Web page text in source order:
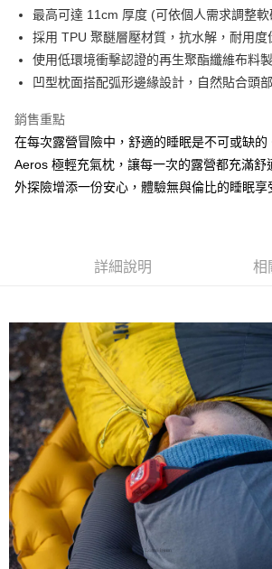
全盈+PAY
大哥付你分期
相關說明
1.本服務由台灣大哥大提供，台灣大哥大用戶可立即
流程，驗證手機門號後，選擇欲分期的期數、繳款截
成交易。
3.實際核准額度、可分期數及費用金額請依後續交易
4.訂單成立30分鐘內，如未前往確認交易或遇審核未
1.分期款項不併入電信帳單，「大哥付你分期」於每
【注意事項】
1.本服務係由「台灣大哥大股份有限公司」（以下簡
用戶於交易時，得透過本服務購買商品或服務，並由
買賣價金債權讓與本公司後，依約使用本公司帳單繳
2.基於同意付款使用「大哥付你分期」之契約關係目
資料（包含姓名、電話或地址）提供予台灣大哥大進
由本公司與您本人進行分期帳單所需資料之確認、
3.完整用戶服務條款，請詳閱以下連結：https://
AFTEE先享後付
相關說明
AFTEE先享後付是「在收到商品之後才付款」的支
便利好安心！
【「AFTEE先享後付」結帳流程】
３．收到繳費通知簡訊後14天內，點擊此簡訊中的
ATM／網路銀行／等多元方式進行付款，方視為交易
※ 請注意：結帳手續完成當下不需立刻繳費，但若
購買商品的店家。未經商家同意取消之訂單仍視為有
後付繳納相關費用。
※ 交易是否成功請以「AFTEE先享後付 」之結帳頁
是否繳費成功／繳費後需取消欲退款等相關疑問，請
客戶支援中心」 https://
【注意事項】
１．透過由恩沛科技股份有限公司提供之「AFTEE
易，需依本服務之必要範圍內提供個人資料，並將
權轉讓予恩沛科技股份有限公司。
２．關於個人資料處理事宜，請瀏覽以下網址：
https://aftee.tw/terms/#terms3
ATM付款
7-11取貨付款
每筆NT$60，滿NT$799(含以上)免運費
宅配
每筆NT$100，滿NT$799(含以上)免運費
付款後門市自取
免運費
貨到付款
每筆NT$130，滿NT$3,000(含以上)免運費
最高可達 11cm 厚度 (可依個人需求調整軟
採用 TPU 聚醚層壓材質，抗水解，耐用度
使用低環境衝擊認證的再生聚酯纖維布料
凹型枕面搭配弧形邊緣設計，自然貼合頭
銷售重點
在每次露營冒險中，舒適的睡眠是不可或缺的
Aeros 極輕充氣枕，讓每一次的露營都充滿舒
外探險增添一份安心，體驗無與倫比的睡眠享
詳細說明 相